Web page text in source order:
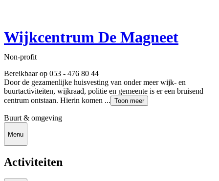
Wijkcentrum De Magneet
Non-profit
Bereikbaar op 053 - 476 80 44
Door de gezamenlijke huisvesting van onder meer wijk- en
buurtactiviteiten, wijkraad, politie en gemeente is er een bruisend
centrum ontstaan. Hierin komen ... Toon meer
Buurt & omgeving
Menu
Activiteiten